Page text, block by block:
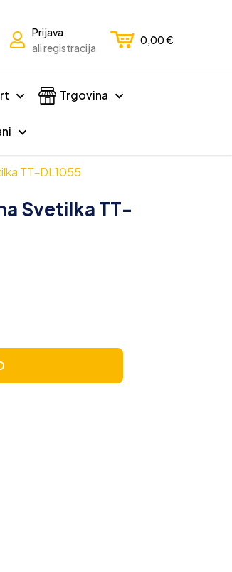
Prijava
ali registracija
0,00€
Trgovina
TT-DL1055
Svetilka TT-